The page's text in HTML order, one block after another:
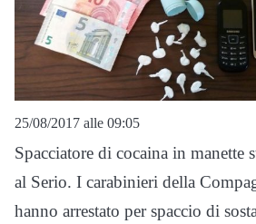
25/08/2017 alle 09:05
Spacciatore di cocaina in manette
al Serio. I carabinieri della
hanno arrestato per spaccio di